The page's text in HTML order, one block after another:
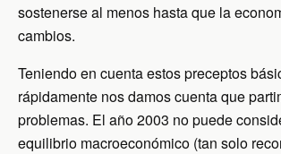
sostenerse al menos hasta que la
cambios.
Teniendo en cuenta estos preceptos
rápidamente nos damos cuenta que
problemas. El año 2003 no puede
equilibrio macroeconómico (tan solo